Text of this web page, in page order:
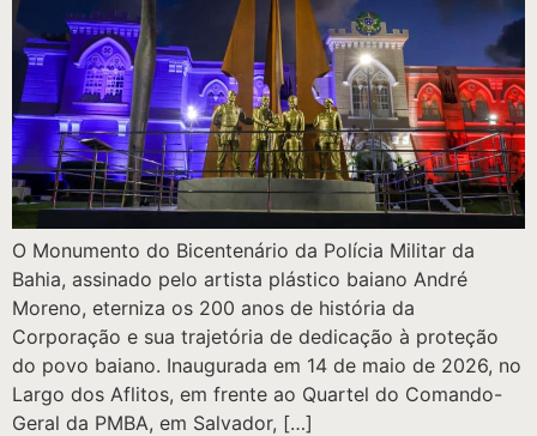
O Monumento do Bicentenário da Polícia Militar da
Bahia, assinado pelo artista plástico baiano André
Moreno, eterniza os 200 anos de história da
Corporação e sua trajetória de dedicação à proteção
do povo baiano. Inaugurada em 14 de maio de 2026, no
Largo dos Aflitos, em frente ao Quartel do Comando-
Geral da PMBA, em Salvador, […]